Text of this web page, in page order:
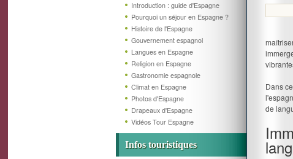
Introduction : guide d'Espagne
Pourquoi un séjour en Espagne ?
Histoire de l'Espagne
Gouvernement espagnol
Langues en Espagne
Religion en Espagne
Gastronomie espagnole
Climat en Espagne
Photos d'Espagne
Drapeaux d'Espagne
Vidéos Tour Espagne
Infos touristiques
Dans
de